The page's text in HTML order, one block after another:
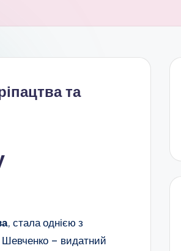
та
, стала однією з
Шевченко – видатний